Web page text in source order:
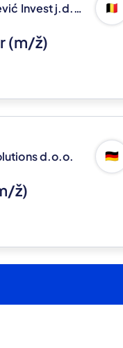
Blagojević Invest j.d.o.o. 🇧🇪
(m/ž)
d.o.o. 🇩🇪
ž)